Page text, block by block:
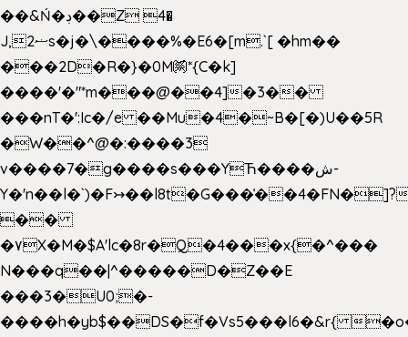
��&Ń�ڊ��Z 4�
J,ޟ2s�j�\����%�E6�[m.`[ �hm��
���2D�R�}�0M㉀*{C�k]
����'�"*m���@��4]�3��
���nT�':Ic�/e ��Mu�4�~B�[�)U��5R
�W��^@�:����3
v����7�g����s���YЋ����ش-
Y�'n��l�`)�F↣��l8t�G���͑��4�FN�]?
��
�۷X�M�$A'lc�8r�Q�4���x{�^���
N���q��|^�����D�Z��E
���3�U0;�-
����h�yb$��DS�f�Vs5���l6�&r{